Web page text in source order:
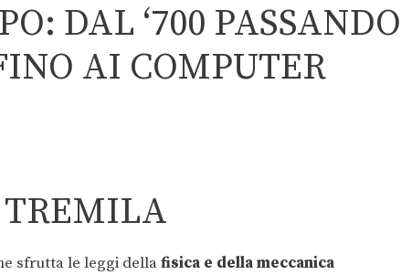
DAL ‘700 PASSANDO
AI COMPUTER
TREMILA
sfrutta le leggi dellafisica e della meccanica